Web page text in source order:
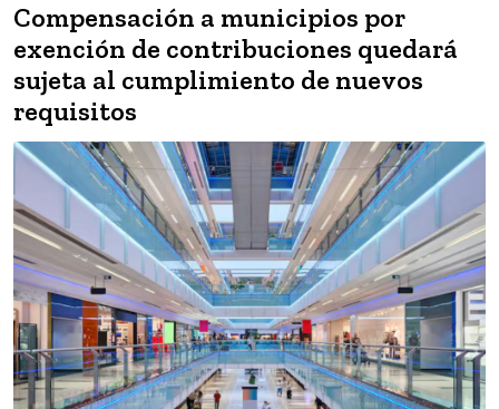
Compensación a municipios por
exención de contribuciones quedará
sujeta al cumplimiento de nuevos
requisitos